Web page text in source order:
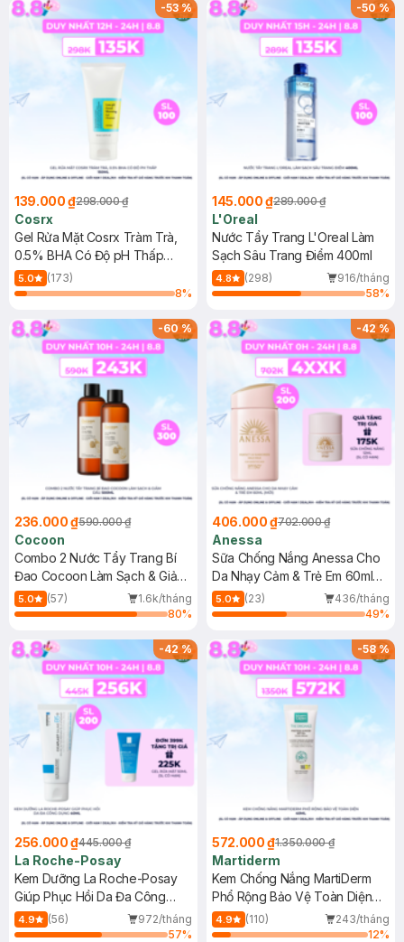
-53%
139.000 ₫298.000 ₫
Cosrx
Gel Rửa Mặt Cosrx Tràm Trà,
0.5% BHA Có Độ pH Thấp
150ml
5.0
(173)
8%
-50%
145.000 ₫289.000 ₫
L'Oreal
Nước Tẩy Trang L'Oreal Làm
Sạch Sâu Trang Điểm 400ml
4.8 (298)
916/tháng
58%
-60%
236.000 ₫590.000 ₫
Cocoon
Combo 2 Nước Tẩy Trang Bí
Đao Cocoon Làm Sạch & Giảm
Dầu 500ml
5.0 (57)
1.6k/tháng
80%
-42%
406.000 ₫702.000 ₫
Anessa
Sữa Chống Nắng Anessa Cho
Da Nhạy Cảm & Trẻ Em 60ml
(Mới)
5.0 (23)
436/tháng
49%
-42%
256.000 ₫445.000 ₫
La Roche-Posay
Kem Dưỡng La Roche-Posay
Giúp Phục Hồi Da Đa Công
Dụng 40ml
4.9 (56)
972/tháng
57%
-58%
572.000 ₫1.350.000 ₫
Martiderm
Kem Chống Nắng MartiDerm
Phổ Rộng Bảo Vệ Toàn Diện
40ml
4.9 (110)
243/tháng
12%